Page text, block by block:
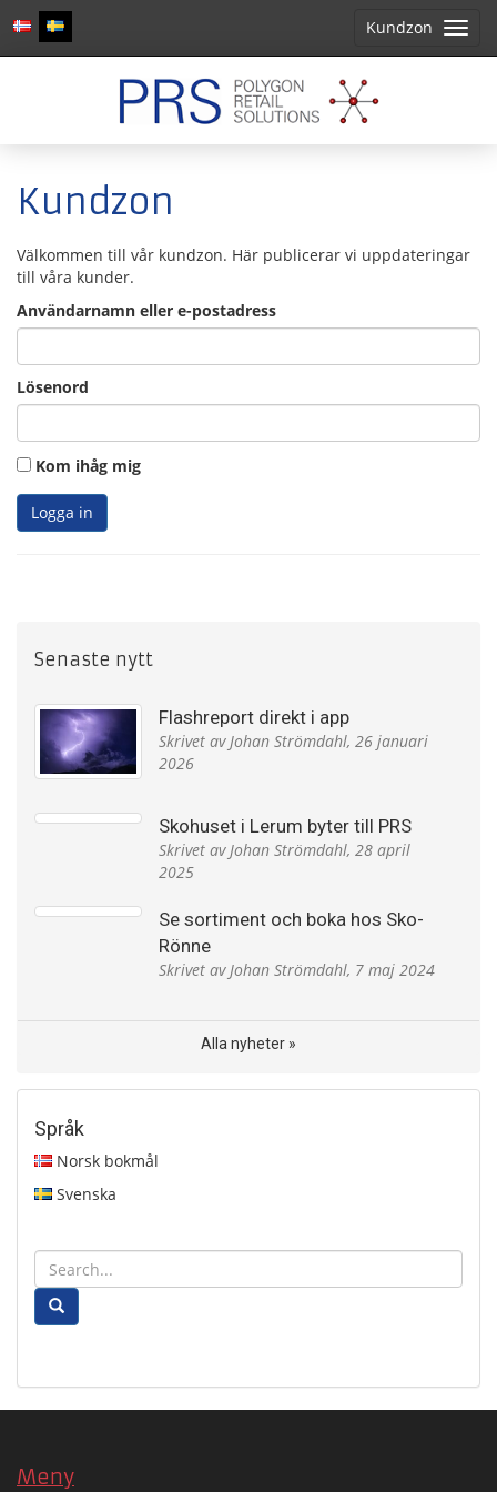
Kundzon Meny
Kundzon
Välkommen till vår kundzon. Här publicerar vi uppdateringar
till våra kunder.
Användarnamn eller e-postadress
Lösenord
Kom ihåg mig
Senaste nytt
Flashreport direkt i app
Skrivet av Johan Strömdahl, 26 januari
2026
Skohuset i Lerum byter till PRS
Skrivet av Johan Strömdahl, 28 april
2025
Se sortiment och boka hos Sko-
Rönne
Skrivet av Johan Strömdahl, 7 maj 2024
Alla nyheter »
Språk
Norsk bokmål
Svenska
Meny